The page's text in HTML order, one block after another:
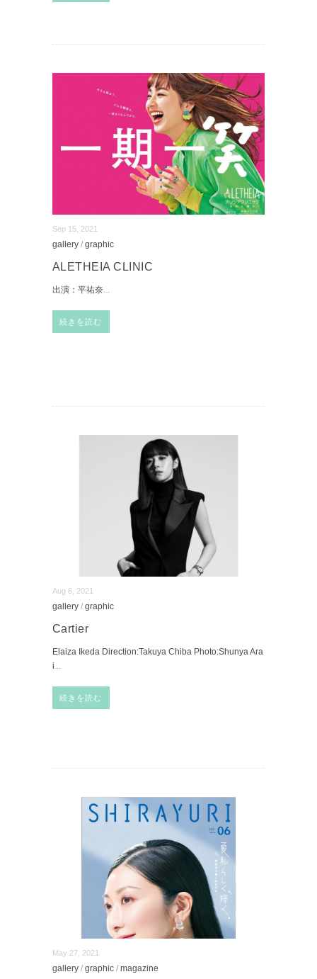
Sep 15, 2021
gallery / graphic
ALETHEIA CLINIC
出演：平祐奈...
続きを読む
Aug 6, 2021
gallery / graphic
Cartier
Elaiza Ikeda Direction:Takuya Chiba Photo:Shunya Ara
i...
続きを読む
May 27, 2021
gallery / graphic / magazine